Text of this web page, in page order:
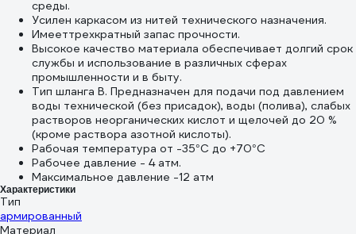
среды.
Усилен каркасом из нитей технического назначения.
Имееттрехкратный запас прочности.
Высокое качество материала обеспечивает долгий срок
службы и использование в различных сферах
промышленности и в быту.
Тип шланга В. Предназначен для подачи под давлением
воды технической (без присадок), воды (полива), слабых
растворов неорганических кислот и щелочей до 20 %
(кроме раствора азотной кислоты).
Рабочая температура от -35°С до +70°С
Рабочее давление - 4 атм.
Максимальное давление -12 атм
Характеристики
Тип
армированный
Материал